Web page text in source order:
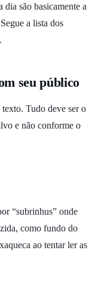
são basicamente a
a lista dos
seu público
texto. Tudo deve ser o
e não conforme o
“subrinhus” onde
como fundo do
ao tentar ler as